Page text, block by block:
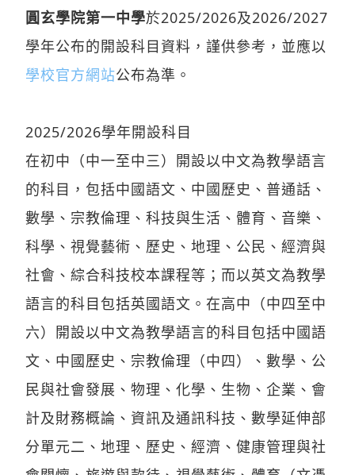
圓玄學院第一中學於2025/2026及2026/2027
學年公布的開設科目資料，謹供參考，並應以
學校官方網站公布為準。
2025/2026學年開設科目
在初中（中一至中三）開設以中文為教學語言
的科目，包括中國語文、中國歷史、普通話、
數學、宗教倫理、科技與生活、體育、音樂、
科學、視覺藝術、歷史、地理、公民、經濟與
社會、綜合科技校本課程等；而以英文為教學
語言的科目包括英國語文。在高中（中四至中
六）開設以中文為教學語言的科目包括中國語
文、中國歷史、宗教倫理（中四）、數學、公
民與社會發展、物理、化學、生物、企業、會
計及財務概論、資訊及通訊科技、數學延伸部
分單元二、地理、歷史、經濟、健康管理與社